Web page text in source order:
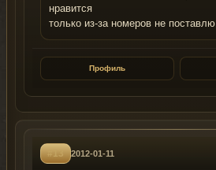
нравится
только из-за номеров не поставлю
Профиль
#13 2012-01-11